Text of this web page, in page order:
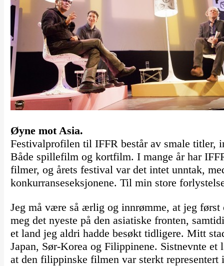
Øyne mot Asia.
Festivalprofilen til IFFR består av smale titler,
Både spillefilm og kortfilm. I mange år har
filmer, og årets festival var det intet unntak,
konkurranseseksjonene. Til min store
Jeg må være så ærlig og innrømme, at jeg
meg det nyeste på den asiatiske fronten,
et land jeg aldri hadde besøkt tidligere. Mitt
Japan, Sør-Korea og Filippinene. Sistnevnte
at den filippinske filmen var sterkt representert